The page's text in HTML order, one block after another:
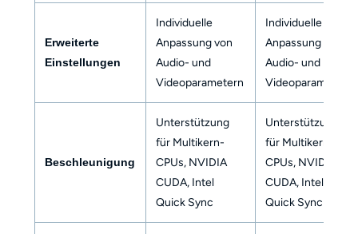
Erweiterte
Einstellungen
Individuelle
Anpassung von
Audio- und
Videoparametern
Individuelle
Anpassung von
Audio- und
Videoparametern
Beschleunigung
Unterstützung
für Multikern-
CPUs, NVIDIA
CUDA, Intel
Quick Sync
Unterstützung
für Multikern-
CPUs, NVIDIA
CUDA, Intel
Quick Sync